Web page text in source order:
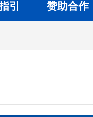
引 赞助合作